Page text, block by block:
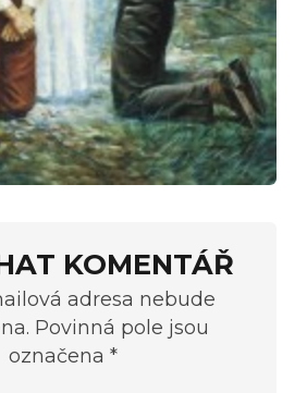
KOMENTÁŘ
adresa nebude
Povinná pole jsou
označena *